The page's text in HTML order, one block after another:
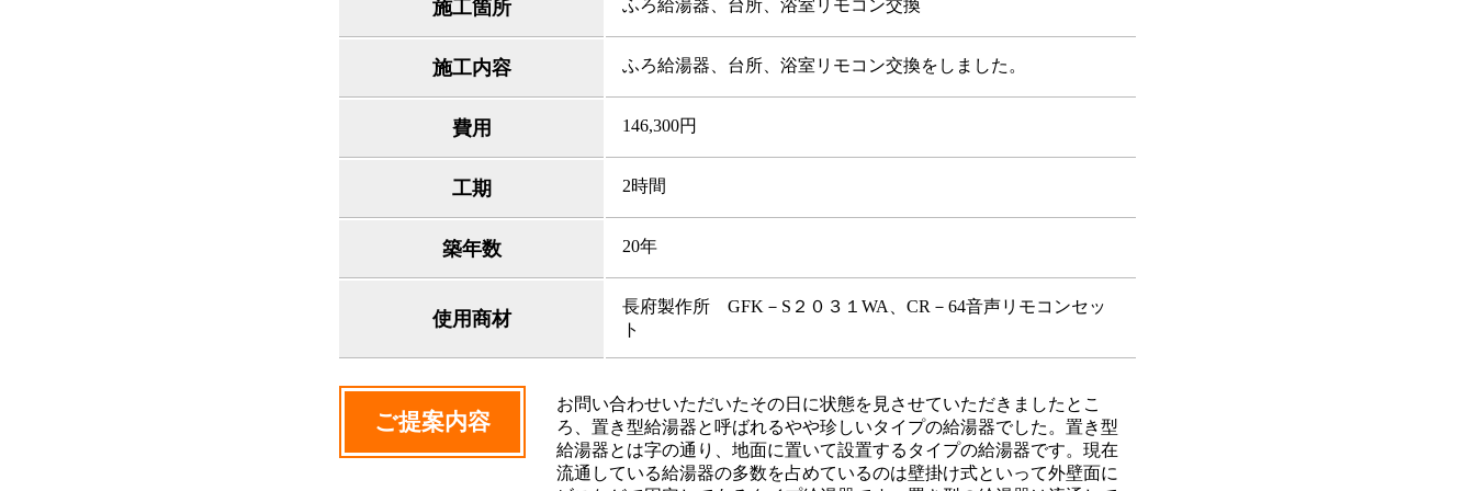
施工箇所 ふろ給湯器、台所、浴室リモコン交換
施工内容 ふろ給湯器、台所、浴室リモコン交換をしました。
費用 146,300円
工期 2時間
築年数 20年
使用商材
長府製作所 GFK－S２０３１WA、CR－64音声リモコンセッ
ト
ご提案内容
お問い合わせいただいたその日に状態を見させていただきましたとこ
ろ、置き型給湯器と呼ばれるやや珍しいタイプの給湯器でした。置き型
給湯器とは字の通り、地面に置いて設置するタイプの給湯器です。現在
流通している給湯器の多数を占めているのは壁掛け式といって外壁面に